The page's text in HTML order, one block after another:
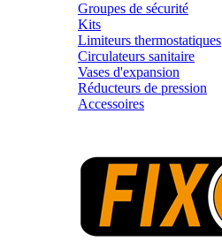
Groupes de sécurité
Kits
Limiteurs thermostatiques
Circulateurs sanitaire
Vases d'expansion
Réducteurs de pression
Accessoires